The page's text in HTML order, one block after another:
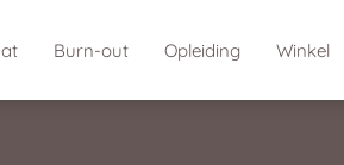
Burn-out Opleiding Winkel